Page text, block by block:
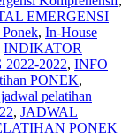
EMERGENSI
, In-House
INDIKATOR
2022, INFO
PONEK,
jadwal pelatihan
, JADWAL
PONEK